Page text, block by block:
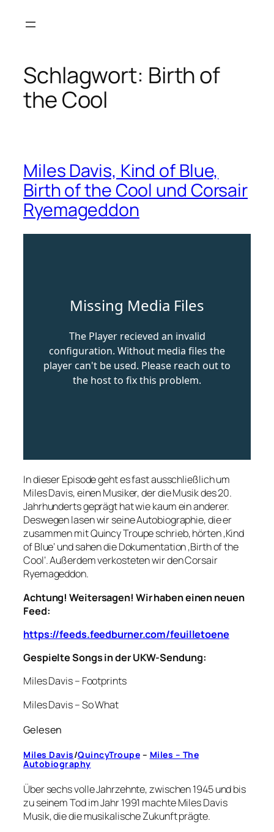
Inhalt
Schlagwort: Birth of
the Cool
Miles Davis, Kind of Blue,
Birth of the Cool und Corsair
Ryemageddon
In dieser Episode geht es fast ausschließlich um
Miles Davis, einen Musiker, der die Musik des 20.
Jahrhunderts geprägt hat wie kaum ein anderer.
Deswegen lasen wir seine Autobiographie, die er
zusammen mit Quincy Troupe schrieb, hörten ‚Kind
of Blue‘ und sahen die Dokumentation ‚Birth of the
Cool‘. Außerdem verkosteten wir den Corsair
Ryemageddon.
Achtung! Weitersagen! Wir haben einen neuen
Feed:
https://feeds.feedburner.com/feuilletoene
Gespielte Songs in der UKW-Sendung:
Miles Davis – Footprints
Miles Davis – So What
Gelesen
Miles Davis/QuincyTroupe – Miles – The
Autobiography
Über sechs volle Jahrzehnte, zwischen 1945 und bis
zu seinem Tod im Jahr 1991 machte Miles Davis
Musik, die die musikalische Zukunft prägte.